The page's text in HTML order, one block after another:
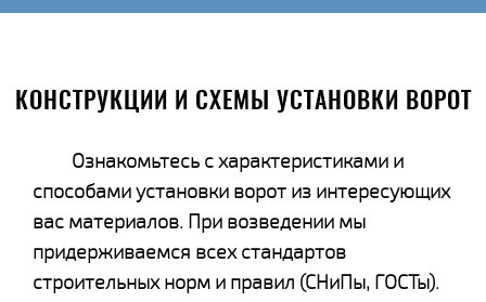
КОНСТРУКЦИИ И СХЕМЫ УСТАНОВКИ ВОРОТ
Ознакомьтесь с характеристиками и
способами установки ворот из интересующих
вас материалов. При возведении мы
придерживаемся всех стандартов
строительных норм и правил (СНиПы, ГОСТы).